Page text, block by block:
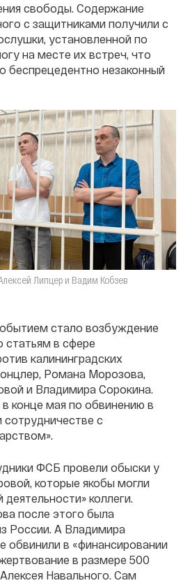
свободы. Содержание
с защитниками получили с
установленной по
на месте их встреч, что
беспрецедентно незаконный
Липцер и Вадим Кобзев
стало возбуждение
статьям в сфере
калининградских
Романа Морозова,
и Владимира Сорокина.
в конце мая по обвинению в
с
ФСБ провели обыски у
которые якобы могли
коллеги.
после этого была
России. А Владимира
обвинили в «финансировании
в размере 500
Навального. Сам